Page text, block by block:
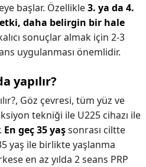
başlar. Özellikle3. ya da 4.
daha belirgin bir hale
sonuçlar almak için 2-3
uygulanması önemlidir.
yapılır?
Göz çevresi, tüm yüz ve
tekniği ile U225 cihazı ile
En geç 35 yaşsonrası ciltte
yaş ile birlikte yaşlanma
en az yılda 2 seans PRP